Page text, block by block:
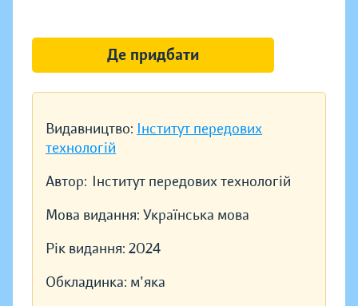
Видавництво: Інститут передових
технологій
Автор: Інститут передових технологій
Мова видання: Українська мова
Рік видання: 2024
Обкладинка: м'яка
Де придбати